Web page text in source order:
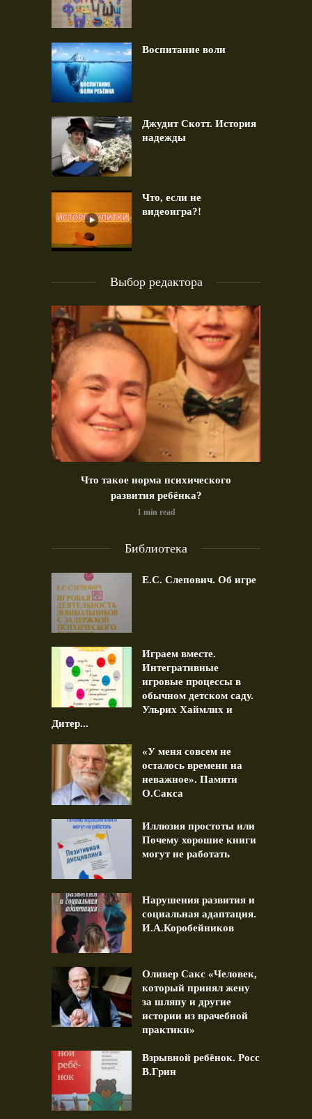
Воспитание воли
Джудит Скотт. История
надежды
Что, если не
видеоигра?!
Выбор редактора
Что такое норма психического
развития ребёнка?
1 min read
Библиотека
Е.С. Слепович. Об игре
Играем вместе.
Интегративные
игровые процессы в
обычном детском саду.
Ульрих Хаймлих и
Дитер...
«У меня совсем не
осталось времени на
неважное». Памяти
О.Сакса
Иллюзия простоты или
Почему хорошие книги
могут не работать
Нарушения развития и
социальная адаптация.
И.А.Коробейников
Оливер Сакс «Человек,
который принял жену
за шляпу и другие
истории из врачебной
практики»
Взрывной ребёнок. Росс
В.Грин